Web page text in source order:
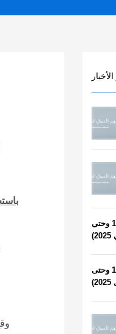
تقرير اعمال المحطة من 1/5/2025 وحتى
تقرير اعمال المحطة من 1/1/2025 وحتى